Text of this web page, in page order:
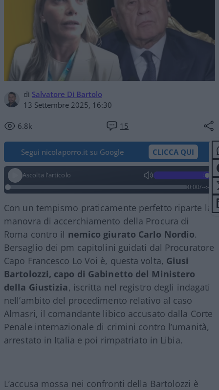
di Salvatore Di Bartolo
13 Settembre 2025, 16:30
6.8k 15
Segui nicolaporro.it su Google CLICCA QUI
Ascolta l'articolo
0:00/--:--
Con un tempismo praticamente perfetto riparte la
manovra di accerchiamento della Procura di
Roma contro il nemico giurato Carlo Nordio.
Bersaglio dei pm capitolini guidati dal Procuratore
Capo Francesco Lo Voi è, questa volta, Giusi
Bartolozzi, capo di Gabinetto del Ministero
della Giustizia, iscritta nel registro degli indagati
nell’ambito del procedimento relativo al caso
Almasri, il comandante libico accusato dalla Corte
Penale internazionale di crimini contro l’umanità,
arrestato in Italia e poi rimpatriato in Libia.
L’accusa mossa nei confronti della Bartolozzi è